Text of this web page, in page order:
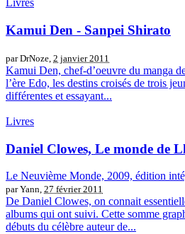
Livres
Kamui Den - Sanpei Shirato
par DrNoze, 2 janvier 2011
Kamui Den, chef-d’oeuvre du manga
l’ère Edo, les destins croisés de trois
différentes et essayant...
Livres
Daniel Clowes, Le monde de
Le Neuvième Monde, 2009, édition
par Yann, 27 février 2011
De Daniel Clowes, on connait
albums qui ont suivi. Cette somme
débuts du célèbre auteur de...